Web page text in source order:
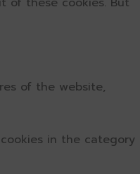
of the website,
in the category